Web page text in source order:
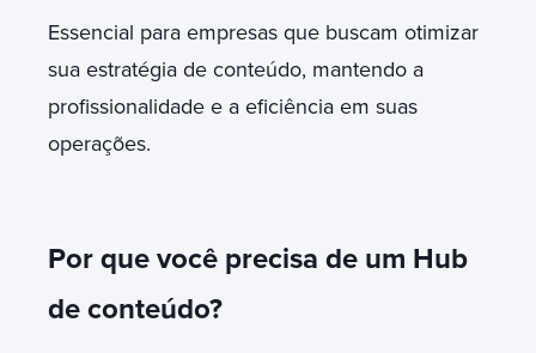
Essencial para empresas que buscam otimizar
sua estratégia de conteúdo, mantendo a
profissionalidade e a eficiência em suas
operações.
Por que você precisa de um Hub
de conteúdo?